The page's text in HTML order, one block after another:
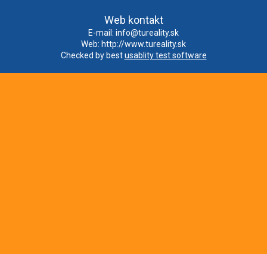
Web kontakt
E-mail: info@tureality.sk
Web: http://www.tureality.sk
Checked by bestusablity test software